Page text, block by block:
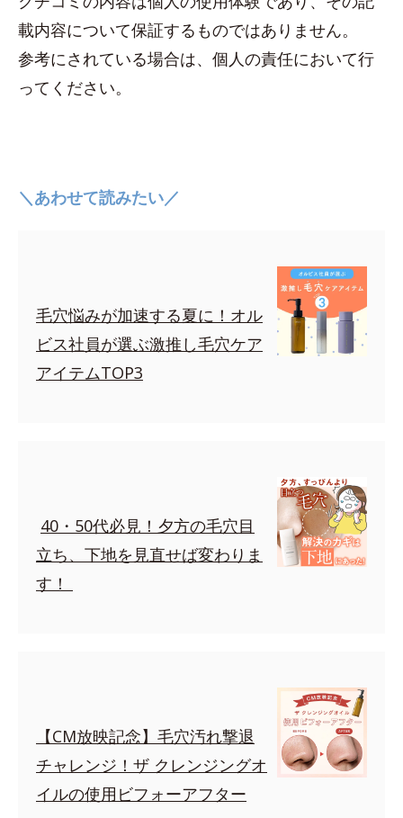
載内容について保証するものではありません。
参考にされている場合は、個人の責任において行
ってください。
＼あわせて読みたい／
毛穴悩みが加速する夏に！オル
ビス社員が選ぶ激推し毛穴ケア
アイテムTOP3
40・50代必見！夕方の毛穴目
立ち、下地を見直せば変わりま
す！
【CM放映記念】毛穴汚れ撃退
チャレンジ！ザ クレンジングオ
イルの使用ビフォーアフター